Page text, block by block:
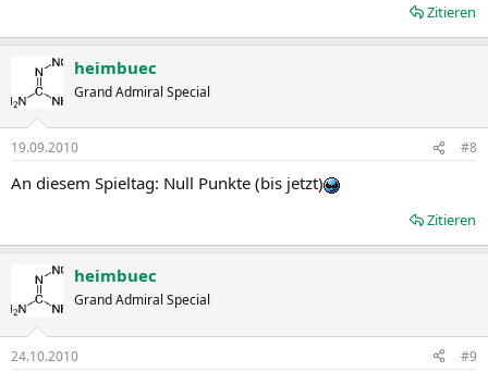
Zitieren
heimbuec
Grand Admiral Special
19.09.2010 #8
An diesem Spieltag: Null Punkte (bis jetzt)
Zitieren
heimbuec
Grand Admiral Special
24.10.2010 #9